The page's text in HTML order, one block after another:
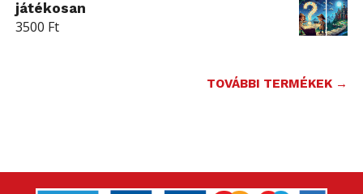
játékosan
3500 Ft
TOVÁBBI TERMÉKEK →